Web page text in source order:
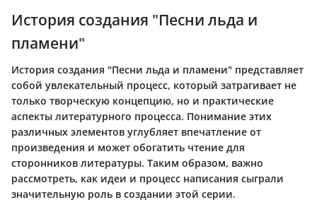
История создания "Песни льда и
пламени"
История создания "Песни льда и пламени" представляет
собой увлекательный процесс, который затрагивает не
только творческую концепцию, но и практические
аспекты литературного процесса. Понимание этих
различных элементов углубляет впечатление от
произведения и может обогатить чтение для
сторонников литературы. Таким образом, важно
рассмотреть, как идеи и процесс написания сыграли
значительную роль в создании этой серии.